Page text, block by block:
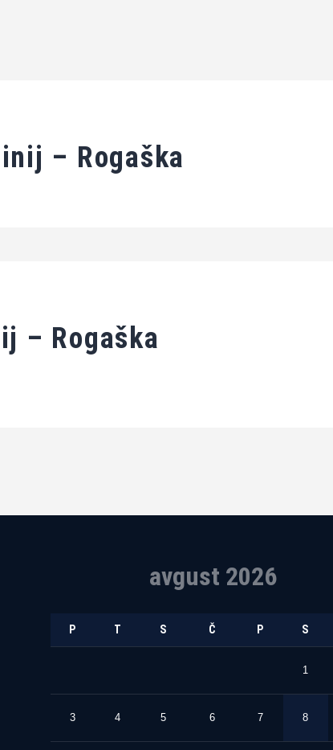
– Rogaška
– Rogaška
avgust 2026
P T S Č P S
1
3 4 5 6 7 8